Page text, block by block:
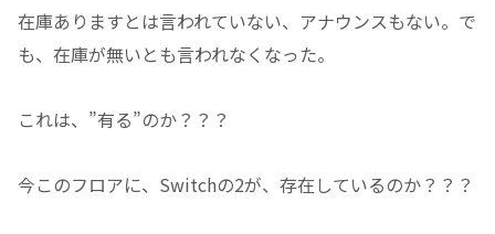
在庫ありますとは言われていない、アナウンスもない。で
も、在庫が無いとも言われなくなった。
これは、”有る”のか？？？
今このフロアに、Switchの2が、存在しているのか？？？